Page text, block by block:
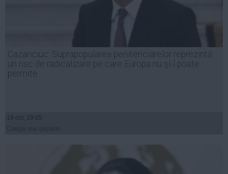
Cazanciuc: Suprapopularea penitenciarelor reprezintă
un risc de radicalizare pe care Europa nu şi-l poate
permite
19 oct, 19:05